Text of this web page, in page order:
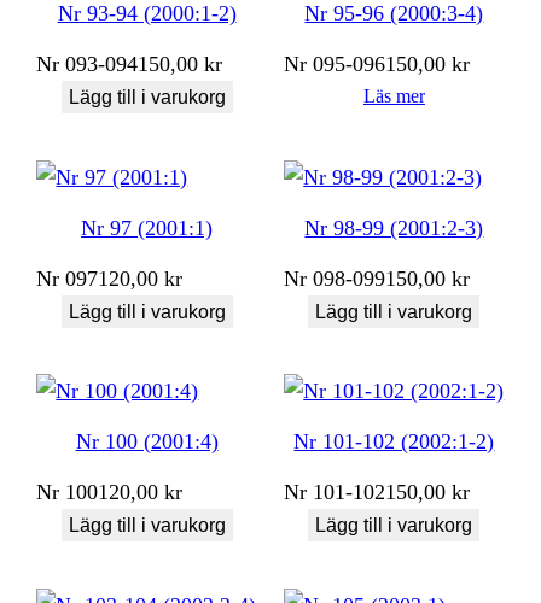
Nr 93-94 (2000:1-2)
Nr 093-094150,00kr
Lägg till i varukorg
Nr 95-96 (2000:3-4)
Nr 095-096150,00kr
Läs mer
Nr 97 (2001:1)
Nr 097120,00kr
Lägg till i varukorg
Nr 98-99 (2001:2-3)
Nr 098-099150,00kr
Lägg till i varukorg
Nr 100 (2001:4)
Nr 100120,00kr
Lägg till i varukorg
Nr 101-102 (2002:1-2)
Nr 101-102150,00kr
Lägg till i varukorg